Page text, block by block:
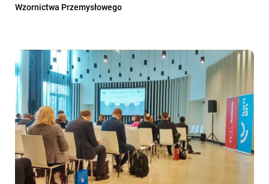
Wzornictwa Przemysłowego